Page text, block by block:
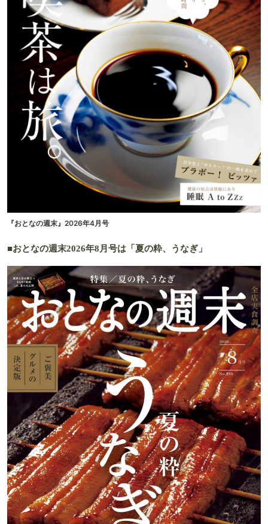
『おとなの週末』2026年4月号
■おとなの週末2026年8月号は「夏の粋、うなぎ」